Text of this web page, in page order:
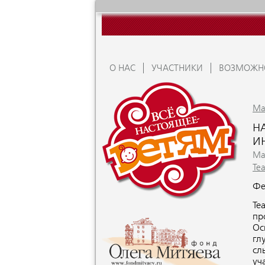
О НАС УЧАСТНИКИ